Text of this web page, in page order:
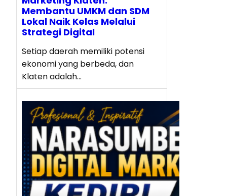
Membantu UMKM dan SDM
Lokal Naik Kelas Melalui
Strategi Digital
Setiap daerah memiliki potensi
ekonomi yang berbeda, dan
Klaten adalah…